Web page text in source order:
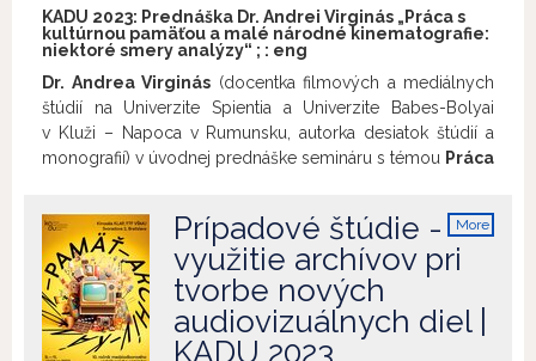
KADU 2023: Prednáška Dr. Andrei Virginás „Práca s
kultúrnou pamäťou a malé národné kinematografie:
niektoré smery analýzy“ ; : eng
Dr. Andrea Virginás (docentka filmových a mediálnych
štúdií na Univerzite Spientia a Univerzite Babes-Bolyai
v Kluži – Napoca v Rumunsku, autorka desiatok štúdií a
monografií) v úvodnej prednáške semináru s témou Práca
v kontexte chápania európskych naratívnych hraných
filmov ako účastníkov práce s kolektívnou pamäťou
špecifikovať aj pojem tzv. malých národných
kinematografií s využitím pojmu komunikačných generácií
a ich potrieb – zažiť traumu a stať sa obeťou, zabudnúť na
More
info
Prípadové štúdie -
využitie archívov pri
tvorbe nových
audiovizuálnych diel |
KADU 2023